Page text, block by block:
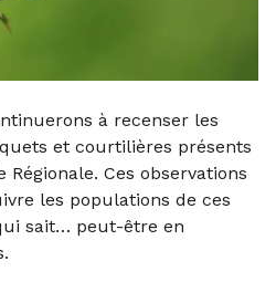
à recenser les
et courtilières présents
Ces observations
les populations de ces
sait… peut-être en